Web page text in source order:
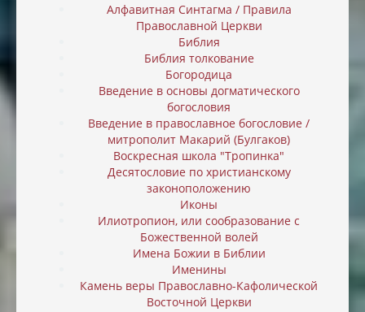
Алфавитная Синтагма / Правила
Православной Церкви
Библия
Библия толкование
Богородица
Введение в основы догматического
богословия
Введение в православное богословие /
митрополит Макарий (Булгаков)
Воскресная школа "Тропинка"
Десятословие по христианскому
законоположению
Иконы
Илиотропион, или cообразование с
Божественной волей
Имена Божии в Библии
Именины
Камень веры Православно-Кафолической
Восточной Церкви